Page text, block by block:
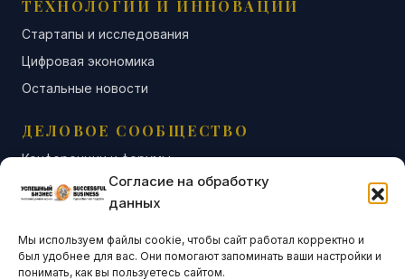
Согласие на обработку
данных
Мы используем файлы cookie, чтобы сайт работал корректно и
был удобнее для вас. Они помогают запоминать ваши настройки и
понимать, как вы пользуетесь сайтом.
ТЕХНОЛОГИИ И ИННОВАЦИИ
Стартапы и исследования
Цифровая экономика
Остальные новости
ДЕЛОВОЕ СООБЩЕСТВО
Конференции и форумы
Бизнес-клубы и ассоциации
Остальные новости
АНАЛИТИКА И СТАТИСТИКА